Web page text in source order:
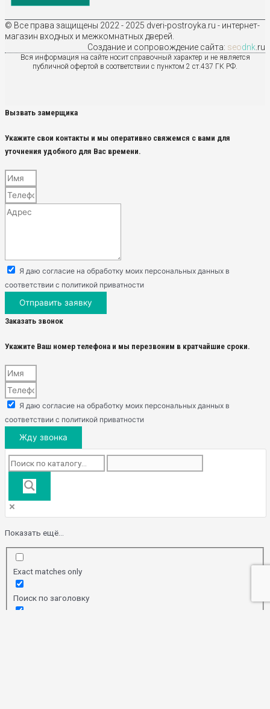
© Все права защищены 2022 - 2025 dveri-postroyka.ru - интернет-
магазин входных и межкомнатных дверей.
Создание и сопровождение сайта: seodnk .ru
Вся информация на сайте носит справочный характер и не является
публичной офертой в соответствии с пунктом 2 ст.437 ГК РФ.
Вызвать замерщика
Укажите свои контакты и мы оперативно свяжемся с вами для
уточнения удобного для Вас времени.
Я даю согласие на обработку моих персональных данных в
соответствии с политикой приватности
Отправить заявку
Заказать звонок
Укажите Ваш номер телефона и мы перезвоним в кратчайшие сроки.
Я даю согласие на обработку моих персональных данных в
соответствии с политикой приватности
Жду звонка
Показать ещё...
Exact matches only
Поиск по заголовку